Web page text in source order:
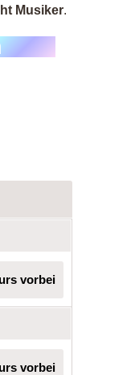
Musiker.
vorbei
vorbei